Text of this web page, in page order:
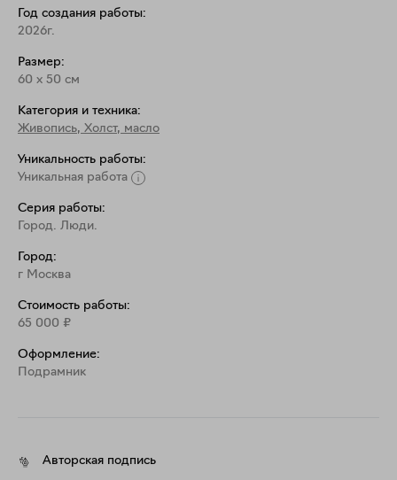
"Японец" и "Японская собака".
доставка по договоренности. Жесткая упаковка.
Год создания работы:
2026г.
Размер:
60 x 50 см
Категория и техника:
Живопись, Холст, масло
Уникальность работы:
Уникальная работа
Серия работы:
Город. Люди.
Город:
г Москва
Стоимость работы:
65 000 ₽
Оформление:
Подрамник
Авторская подпись